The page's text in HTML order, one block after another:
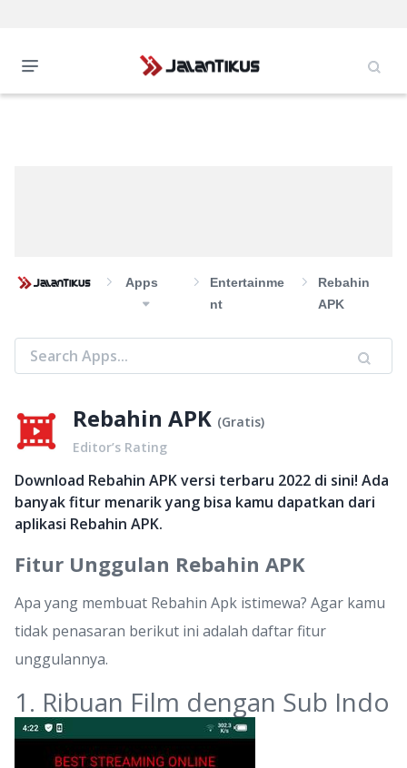
Apps
Entertainme
Nt
Rebahin
APK
Rebahin APK (Gratis)
Editor’s Rating
Download Rebahin APK versi terbaru 2022 di sini! Ada
banyak fitur menarik yang bisa kamu dapatkan dari
aplikasi Rebahin APK.
Fitur Unggulan Rebahin APK
Apa yang membuat Rebahin Apk istimewa? Agar kamu
tidak penasaran berikut ini adalah daftar fitur
unggulannya.
1. Ribuan Film dengan Sub Indo